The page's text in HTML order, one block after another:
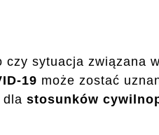
sytuacja związana
19 może zostać
dla stosunków